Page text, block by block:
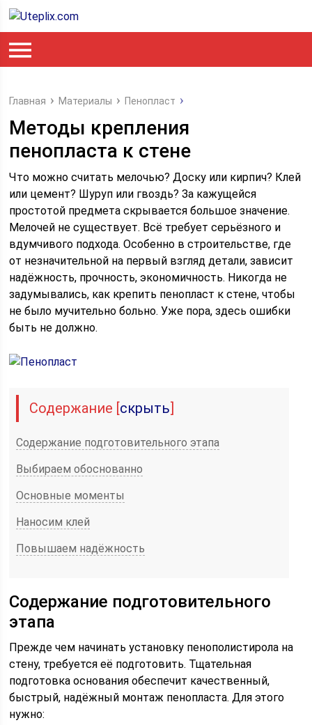
Главная Материалы Пенопласт
Методы крепления
пенопласта к стене
Что можно считать мелочью? Доску или кирпич? Клей
или цемент? Шуруп или гвоздь? За кажущейся
простотой предмета скрывается большое значение.
Мелочей не существует. Всё требует серьёзного и
вдумчивого подхода. Особенно в строительстве, где
от незначительной на первый взгляд детали, зависит
надёжность, прочность, экономичность. Никогда не
задумывались, как крепить пенопласт к стене, чтобы
не было мучительно больно. Уже пора, здесь ошибки
быть не должно.
Содержание [скрыть]
Содержание подготовительного этапа
Выбираем обоснованно
Основные моменты
Наносим клей
Повышаем надёжность
Содержание подготовительного
этапа
Прежде чем начинать установку пенополистирола на
стену, требуется её подготовить. Тщательная
подготовка основания обеспечит качественный,
быстрый, надёжный монтаж пенопласта. Для этого
нужно: